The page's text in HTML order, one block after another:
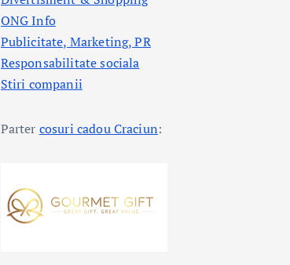
ONG Info
Publicitate, Marketing, PR
Responsabilitate sociala
Stiri companii
Parter cosuri cadou Craciun: